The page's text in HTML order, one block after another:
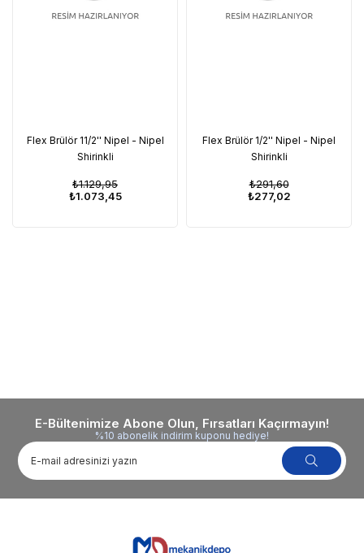
Flex Brülör 11/2'' Nipel - Nipel
Shirinkli
₺1.073,45
₺1.129,95
Flex Brülör 1/2'' Nipel - Nipel
Shirinkli
₺277,02
₺291,60
E-Bültenimize Abone Olun, Fırsatları Kaçırmayın!
%10 abonelik indirim kuponu hediye!